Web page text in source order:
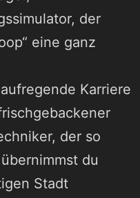
der
eine ganz
Karriere
der so
du
Stadt